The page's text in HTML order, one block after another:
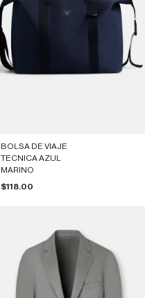
BOLSA DE VIAJE
TECNICA AZUL
MARINO
Precio de oferta
$118.00